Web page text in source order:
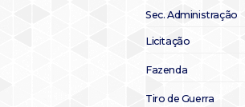
Sec. Administração
Licitação
Fazenda
Tiro de Guerra